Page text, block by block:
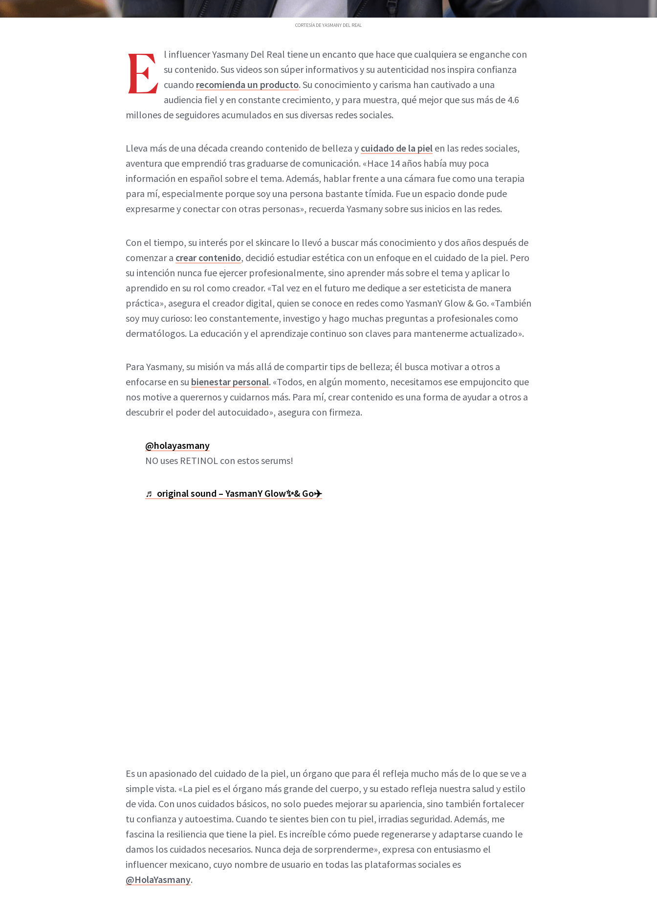
CORTESÍA DE YASMANY DEL REAL
E l influencer Yasmany Del Real tiene un encanto que hace que cualquiera se enganche con
su contenido. Sus videos son súper informativos y su autenticidad nos inspira confianza
cuando recomienda un producto. Su conocimiento y carisma han cautivado a una
audiencia fiel y en constante crecimiento, y para muestra, qué mejor que sus más de 4.6
millones de seguidores acumulados en sus diversas redes sociales.
Lleva más de una década creando contenido de belleza y cuidado de la piel en las redes sociales,
aventura que emprendió tras graduarse de comunicación. «Hace 14 años había muy poca
información en español sobre el tema. Además, hablar frente a una cámara fue como una terapia
para mí, especialmente porque soy una persona bastante tímida. Fue un espacio donde pude
expresarme y conectar con otras personas», recuerda Yasmany sobre sus inicios en las redes.
Con el tiempo, su interés por el skincare lo llevó a buscar más conocimiento y dos años después de
comenzar a crear contenido, decidió estudiar estética con un enfoque en el cuidado de la piel. Pero
su intención nunca fue ejercer profesionalmente, sino aprender más sobre el tema y aplicar lo
aprendido en su rol como creador. «Tal vez en el futuro me dedique a ser esteticista de manera
práctica», asegura el creador digital, quien se conoce en redes como YasmanY Glow & Go. «También
soy muy curioso: leo constantemente, investigo y hago muchas preguntas a profesionales como
dermatólogos. La educación y el aprendizaje continuo son claves para mantenerme actualizado».
Para Yasmany, su misión va más allá de compartir tips de belleza; él busca motivar a otros a
enfocarse en su bienestar personal. «Todos, en algún momento, necesitamos ese empujoncito que
nos motive a querernos y cuidarnos más. Para mí, crear contenido es una forma de ayudar a otros a
descubrir el poder del autocuidado», asegura con firmeza.
@holayasmany
NO uses RETINOL con estos serums!
♬ original sound – YasmanY Glow✨& Go✈️
Es un apasionado del cuidado de la piel, un órgano que para él refleja mucho más de lo que se ve a
simple vista. «La piel es el órgano más grande del cuerpo, y su estado refleja nuestra salud y estilo
de vida. Con unos cuidados básicos, no solo puedes mejorar su apariencia, sino también fortalecer
tu confianza y autoestima. Cuando te sientes bien con tu piel, irradias seguridad. Además, me
fascina la resiliencia que tiene la piel. Es increíble cómo puede regenerarse y adaptarse cuando le
damos los cuidados necesarios. Nunca deja de sorprenderme», expresa con entusiasmo el
influencer mexicano, cuyo nombre de usuario en todas las plataformas sociales es
@HolaYasmany.